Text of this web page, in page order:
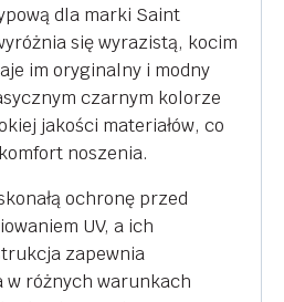
dla marki Saint
się wyrazistą, kocim
im oryginalny i modny
czarnym kolorze
jakości materiałów, co
noszenia.
ochronę przed
UV, a ich
zapewnia
w różnych warunkach